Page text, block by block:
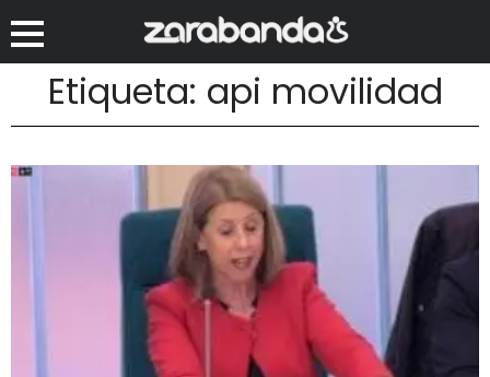
Etiqueta: api movilidad